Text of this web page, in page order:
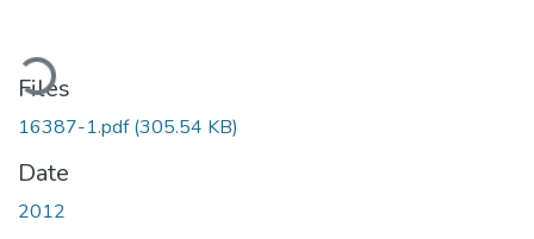
Files
16387-1.pdf(305.54 KB)
Date
2012